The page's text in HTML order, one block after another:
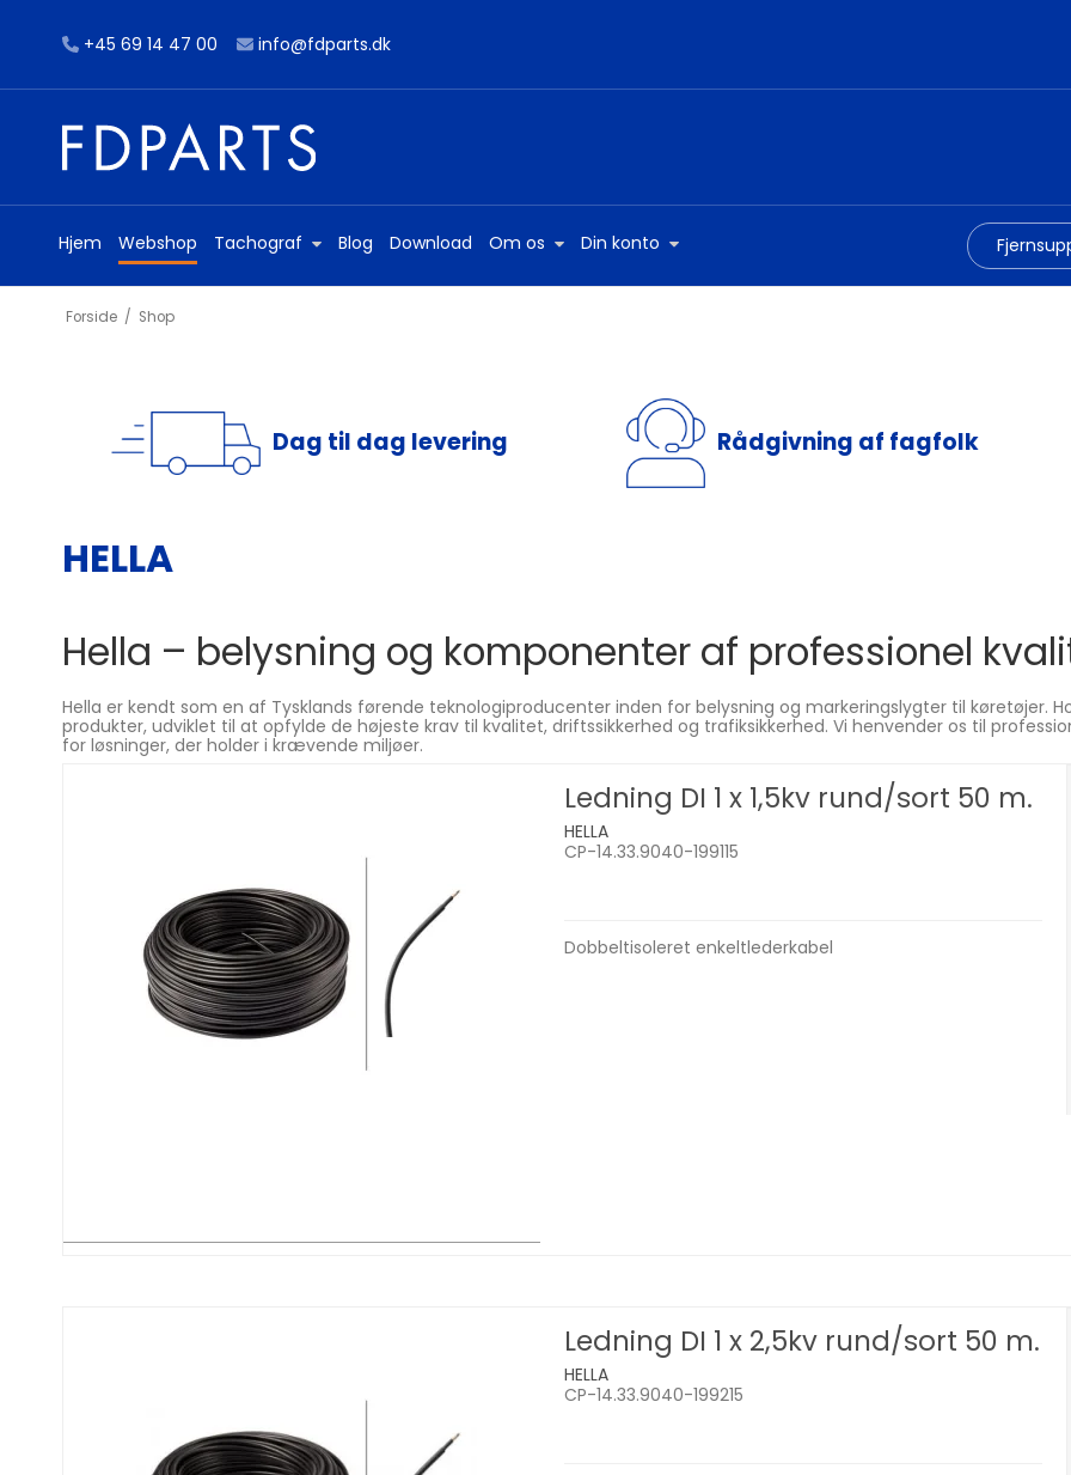
+45 69 14 47 00 info@fdparts.dk
Hjem Webshop Tachograf Blog Download Om os Din konto
Forside / Shop
Dag til dag levering Rådgivning af fagfolk
HELLA
Hella – belysning og komponenter af professionel
Hella er kendt som en af Tysklands førende teknologiproducenter inden for belysning og markeringslygter til køretøjer.
produkter, udviklet til at opfylde de højeste krav til kvalitet, driftssikkerhed og trafiksikkerhed. Vi henvender os til
for løsninger, der holder i krævende miljøer.
Ledning DI 1 x 1,5kv rund/sort 50 m.
HELLA
CP-14.33.9040-199115
Dobbeltisoleret enkeltlederkabel
Ledning DI 1 x 2,5kv rund/sort 50 m.
HELLA
CP-14.33.9040-199215